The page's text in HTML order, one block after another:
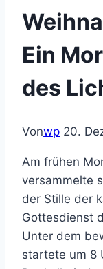
Ein
des
Vonwp 20.
Am frühen
versammelte
der Stille der
Gottesdienst
Unter dem
startete um 8